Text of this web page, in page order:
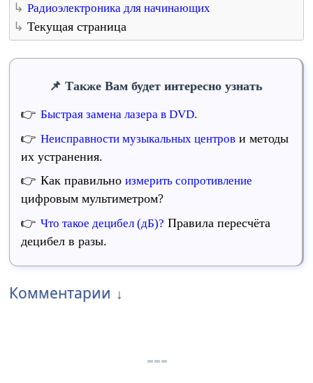
Радиоэлектроника для начинающих
Текущая страница
Также Вам будет интересно узнать
Быстрая замена лазера в DVD.
Неисправности музыкальных центров и методы
их устранения.
Как правильноизмерить сопротивление
цифровым мультиметром?
Что такое децибел (дБ)? Правила пересчёта
децибел в разы.
Комментарии